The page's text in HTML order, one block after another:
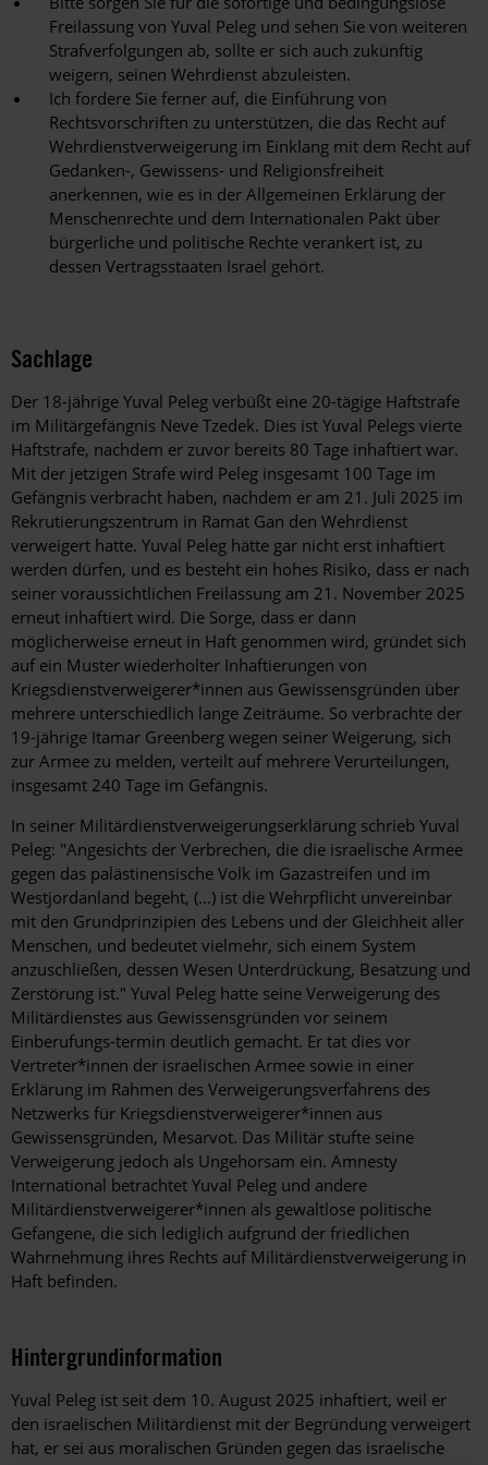
Freilassung von Yuval Peleg und sehen Sie von weiteren
Strafverfolgungen ab, sollte er sich auch zukünftig
weigern, seinen Wehrdienst abzuleisten.
Ich fordere Sie ferner auf, die Einführung von
Rechtsvorschriften zu unterstützen, die das Recht auf
Wehrdienstverweigerung im Einklang mit dem Recht auf
Gedanken-, Gewissens- und Religionsfreiheit
anerkennen, wie es in der Allgemeinen Erklärung der
Menschenrechte und dem Internationalen Pakt über
bürgerliche und politische Rechte verankert ist, zu
dessen Vertragsstaaten Israel gehört.
Sachlage
Der 18-jährige Yuval Peleg verbüßt eine 20-tägige Haftstrafe
im Militärgefängnis Neve Tzedek. Dies ist Yuval Pelegs vierte
Haftstrafe, nachdem er zuvor bereits 80 Tage inhaftiert war.
Mit der jetzigen Strafe wird Peleg insgesamt 100 Tage im
Gefängnis verbracht haben, nachdem er am 21. Juli 2025 im
Rekrutierungszentrum in Ramat Gan den Wehrdienst
verweigert hatte. Yuval Peleg hätte gar nicht erst inhaftiert
werden dürfen, und es besteht ein hohes Risiko, dass er nach
seiner voraussichtlichen Freilassung am 21. November 2025
erneut inhaftiert wird. Die Sorge, dass er dann
möglicherweise erneut in Haft genommen wird, gründet sich
auf ein Muster wiederholter Inhaftierungen von
Kriegsdienstverweigerer*innen aus Gewissensgründen über
mehrere unterschiedlich lange Zeiträume. So verbrachte der
19-jährige Itamar Greenberg wegen seiner Weigerung, sich
zur Armee zu melden, verteilt auf mehrere Verurteilungen,
insgesamt 240 Tage im Gefängnis.
In seiner Militärdienstverweigerungserklärung schrieb Yuval
Peleg: "Angesichts der Verbrechen, die die israelische Armee
gegen das palästinensische Volk im Gazastreifen und im
Westjordanland begeht, (...) ist die Wehrpflicht unvereinbar
mit den Grundprinzipien des Lebens und der Gleichheit aller
Menschen, und bedeutet vielmehr, sich einem System
anzuschließen, dessen Wesen Unterdrückung, Besatzung und
Zerstörung ist." Yuval Peleg hatte seine Verweigerung des
Militärdienstes aus Gewissensgründen vor seinem
Einberufungs-termin deutlich gemacht. Er tat dies vor
Vertreter*innen der israelischen Armee sowie in einer
Erklärung im Rahmen des Verweigerungsverfahrens des
Netzwerks für Kriegsdienstverweigerer*innen aus
Gewissensgründen, Mesarvot. Das Militär stufte seine
Verweigerung jedoch als Ungehorsam ein. Amnesty
International betrachtet Yuval Peleg und andere
Militärdienstverweigerer*innen als gewaltlose politische
Gefangene, die sich lediglich aufgrund der friedlichen
Wahrnehmung ihres Rechts auf Militärdienstverweigerung in
Haft befinden.
Hintergrundinformation
Hintergrund
Yuval Peleg ist seit dem 10. August 2025 inhaftiert, weil er
den israelischen Militärdienst mit der Begründung verweigert
hat, er sei aus moralischen Gründen gegen das israelische